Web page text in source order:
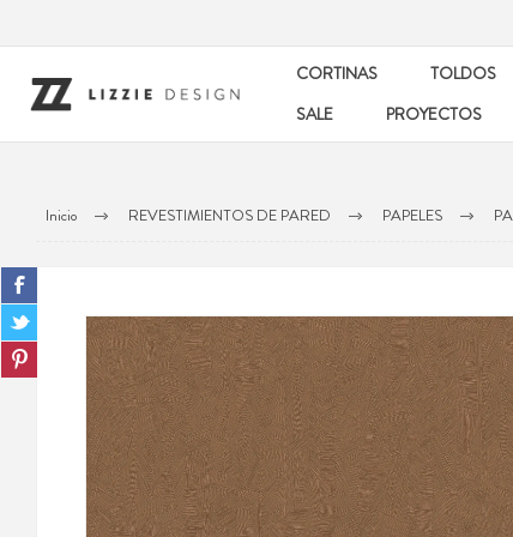
CORTINAS TOLDOS
SALE
PROYECTOS
Inicio REVESTIMIENTOS DE PARED PAPELES